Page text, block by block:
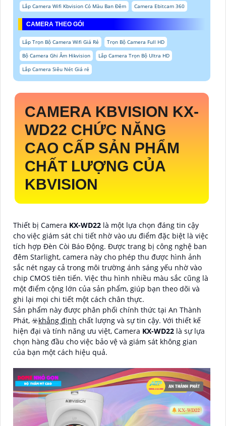
Lắp Camera Wifi Kbvision Có Màu Ban Đêm
Camera Ebitcam 360
CAMERA THEO GÓI
Lắp Trọn Bộ Camera Wifi Giá Rẻ
Trọn Bộ Camera Full HD
Bộ Camera Ghi Âm Hikvision
Lắp Camera Trọn Bộ Ultra HD
Lắp Camera Siêu Nét Giá rẻ
CAMERA KBVISION KX-
WD22 CHỨC NĂNG
CAO CẤP SẢN PHẨM
CHẤT LƯỢNG CỦA
KBVISION
Thiết bị Camera KX-WD22 là một lựa chọn đáng tin cậy
cho việc giám sát chi tiết nhờ vào ưu điểm đặc biệt là việc
tích hợp Đèn Còi Báo Động. Được trang bị công nghệ ban
đêm Starlight, camera này cho phép thu được hình ảnh
sắc nét ngay cả trong môi trường ánh sáng yếu nhờ vào
chip CMOS tiên tiến. Việc thu hình nhiều màu sắc cũng là
một điểm cộng lớn của sản phẩm, giúp bạn theo dõi và
ghi lại mọi chi tiết một cách chân thực.
Sản phẩm này được phân phối chính thức tại An Thành
Phát, ☣️khẳng định chất lượng và sự tin cậy. Với thiết kế
hiện đại và tính năng ưu việt, Camera KX-WD22 là sự lựa
chọn hàng đầu cho việc bảo vệ và giám sát không gian
của bạn một cách hiệu quả.